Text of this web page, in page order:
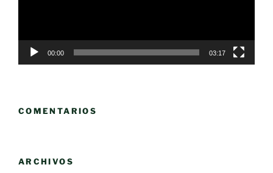
00:00 03:17
COMENTARIOS
ARCHIVOS